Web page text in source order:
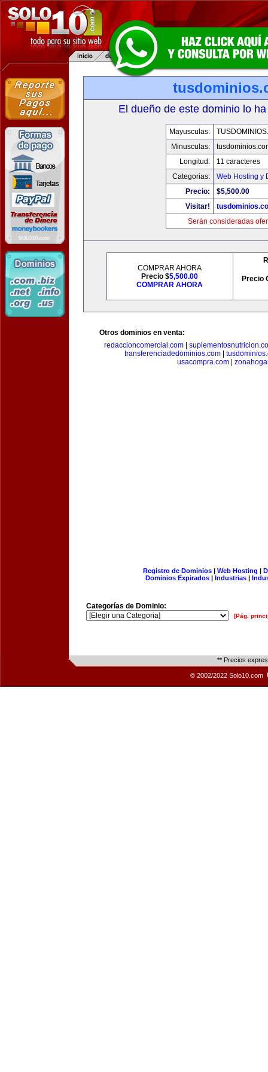
El dueño de este dominio lo
Mayusculas:
Minusculas:
Longitud:
11 caracteres
Categorias:
Web Hosting y
Precio:
$5,500.00
Visitar!
Serán consideradas
COMPRAR AHORA
Precio $5,500.00
COMPRAR AHORA
Precio
Otros dominios en venta:
redaccioncomercial.com|
transferenciadedominios.com|
usacompra.com
Registro de Dominios| Web Hosting |
Dominios Expirados | Industrias |
Categorías de Dominio:
[Pág.
** Precios
© 2002/2022 Solo10.com